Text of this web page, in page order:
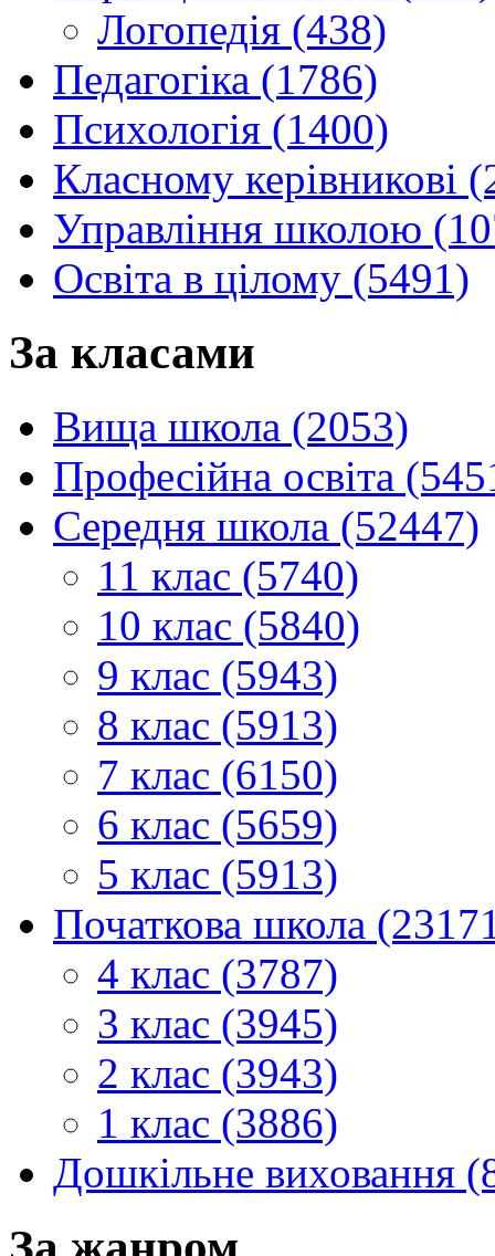
Логопедія (438)
Педагогіка (1786)
Психологія (1400)
Класному керівникові
Управління школою
Освіта в цілому (5491)
За класами
Вища школа (2053)
Професійна освіта
Середня школа (52447)
11 клас (5740)
10 клас (5840)
9 клас (5943)
8 клас (5913)
7 клас (6150)
6 клас (5659)
5 клас (5913)
Початкова школа
4 клас (3787)
3 клас (3945)
2 клас (3943)
1 клас (3886)
Дошкільне виховання